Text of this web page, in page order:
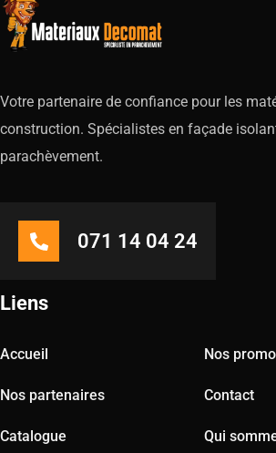
Votre partenaire de confiance pour les
construction. Spécialistes en façade
parachèvement.
071 14 04 24
Liens
Accueil Nos
Nos partenaires Contact
Catalogue Qui